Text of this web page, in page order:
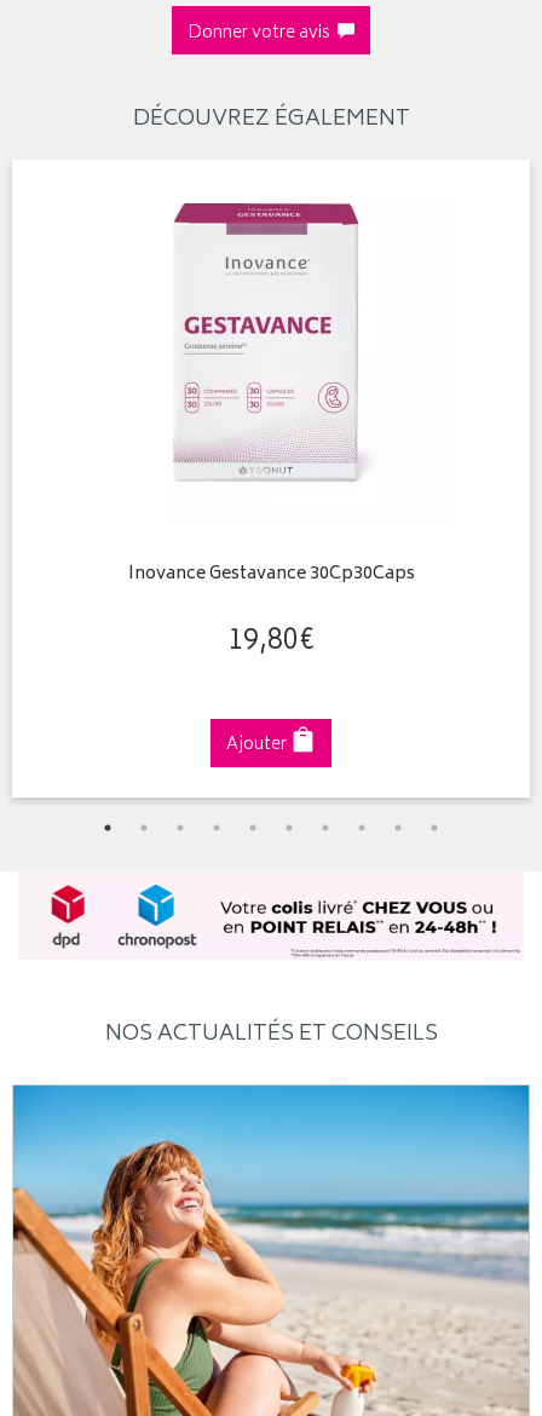
Donner votre avis
DÉCOUVREZ ÉGALEMENT
Inovance Gestavance 30Cp30Caps
19,80€
Ajouter
NOS ACTUALITÉS ET CONSEILS